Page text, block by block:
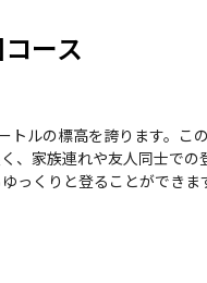
ース
ルの標高を誇ります。こ
士での登山に最適です。 登山道は
っくりと登ることができ
を忘れずに。冬季には雪